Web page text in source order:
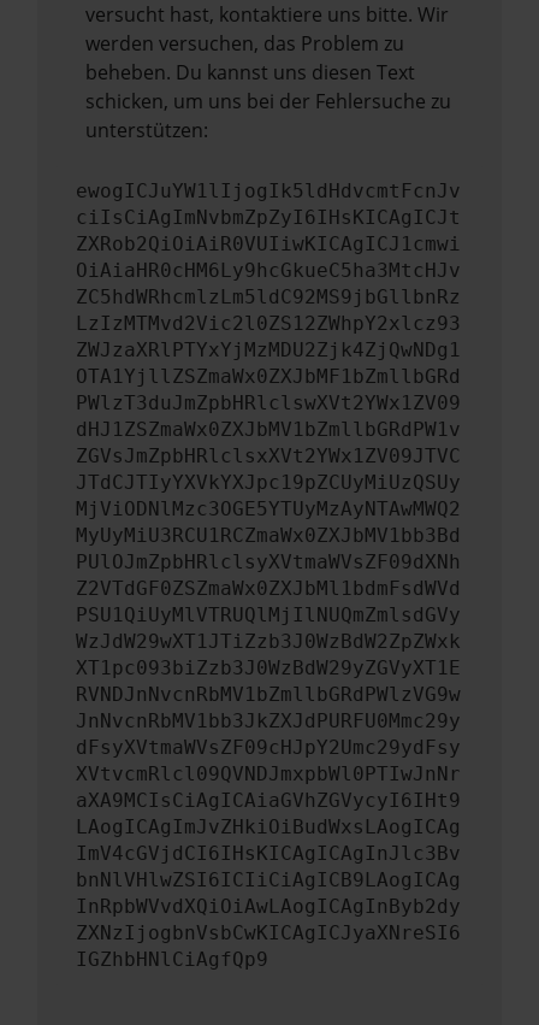
versucht hast, kontaktiere uns bitte. Wir
werden versuchen, das Problem zu
beheben. Du kannst uns diesen Text
schicken, um uns bei der Fehlersuche zu
unterstützen:
ewogICJuYW1lIjogIk5ldHdvcmtFcnJv
ciIsCiAgImNvbmZpZyI6IHsKICAgICJt
ZXRob2QiOiAiR0VUIiwKICAgICJ1cmwi
OiAiaHR0cHM6Ly9hcGkueC5ha3MtcHJv
ZC5hdWRhcmlzLm5ldC92MS9jbGllbnRz
LzIzMTMvd2Vic2l0ZS12ZWhpY2xlcz93
ZWJzaXRlPTYxYjMzMDU2Zjk4ZjQwNDg1
OTA1YjllZSZmaWx0ZXJbMF1bZmllbGRd
PWlzT3duJmZpbHRlclswXVt2YWx1ZV09
dHJ1ZSZmaWx0ZXJbMV1bZmllbGRdPW1v
ZGVsJmZpbHRlclsxXVt2YWx1ZV09JTVC
JTdCJTIyYXVkYXJpc19pZCUyMiUzQSUy
MjViODNlMzc3OGE5YTUyMzAyNTAwMWQ2
MyUyMiU3RCU1RCZmaWx0ZXJbMV1bb3Bd
PUlOJmZpbHRlclsyXVtmaWVsZF09dXNh
Z2VTdGF0ZSZmaWx0ZXJbMl1bdmFsdWVd
PSU1QiUyMlVTRUQlMjIlNUQmZmlsdGVy
WzJdW29wXT1JTiZzb3J0WzBdW2ZpZWxk
XT1pc093biZzb3J0WzBdW29yZGVyXT1E
RVNDJnNvcnRbMV1bZmllbGRdPWlzVG9w
JnNvcnRbMV1bb3JkZXJdPURFU0Mmc29y
dFsyXVtmaWVsZF09cHJpY2Umc29ydFsy
XVtvcmRlcl09QVNDJmxpbWl0PTIwJnNr
aXA9MCIsCiAgICAiaGVhZGVycyI6IHt9
LAogICAgImJvZHkiOiBudWxsLAogICAg
ImV4cGVjdCI6IHsKICAgICAgInJlc3Bv
bnNlVHlwZSI6ICIiCiAgICB9LAogICAg
InRpbWVvdXQiOiAwLAogICAgInByb2dy
ZXNzIjogbnVsbCwKICAgICJyaXNreSI6
IGZhbHNlCiAgfQp9